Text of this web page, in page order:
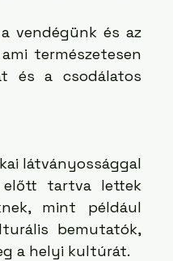
vendégünk és az
természetesen
és a csodálatos
látványossággal
előtt tartva lettek
mint például
bemutatók,
a helyi kultúrát.